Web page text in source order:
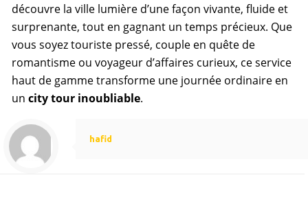
découvre la ville lumière d’une façon vivante, fluide et
surprenante, tout en gagnant un temps précieux. Que
vous soyez touriste pressé, couple en quête de
romantisme ou voyageur d’affaires curieux, ce service
haut de gamme transforme une journée ordinaire en
uncity tour inoubliable.
hafid